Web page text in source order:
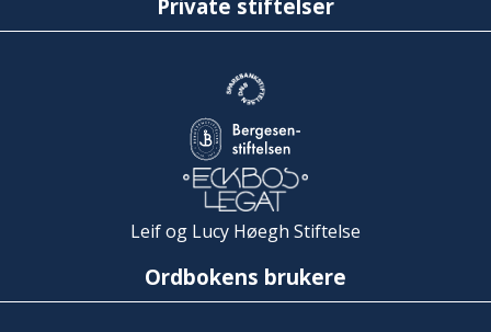
Private stiftelser
Leif og Lucy Høegh Stiftelse
Ordbokens brukere